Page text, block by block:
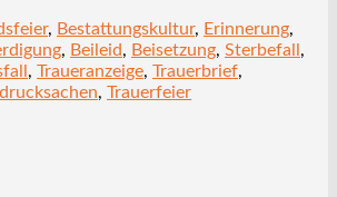
, Bestattungskultur, Erinnerung,
, Beileid, Beisetzung, Sterbefall ,
, Traueranzeige, Trauerbrief,
, Trauerfeier